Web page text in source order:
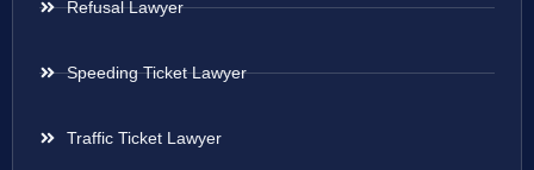
Refusal Lawyer
Speeding Ticket Lawyer
Traffic Ticket Lawyer